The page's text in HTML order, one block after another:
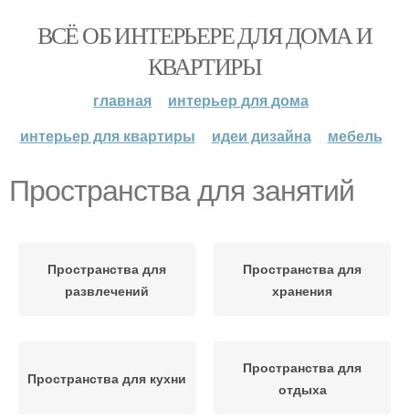
ВСЁ ОБ ИНТЕРЬЕРЕ ДЛЯ ДОМА И
КВАРТИРЫ
главная
интерьер для дома
интерьер для квартиры
идеи дизайна мебель
Пространства для занятий
Пространства для
развлечений
Пространства для
хранения
Пространства для кухни
Пространства для
отдыха